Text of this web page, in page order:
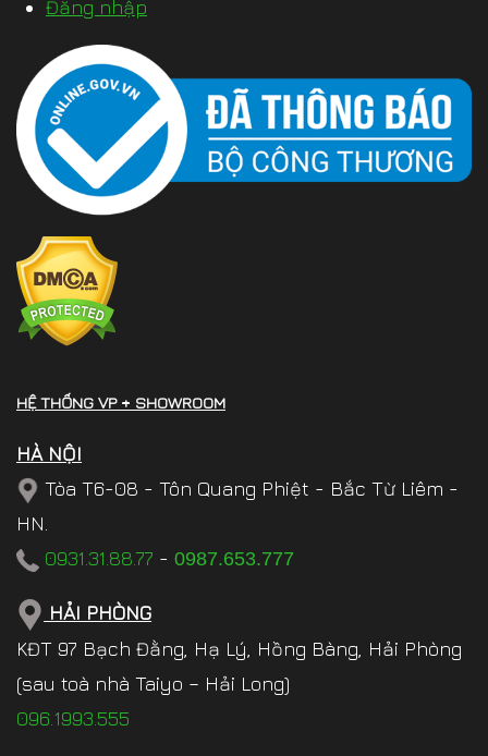
Đăng nhập
HỆ THỐNG VP + SHOWROOM
HÀ NỘI
Tòa T6-08 - Tôn Quang Phiệt - Bắc Từ Liêm -
HN.
0931.31.88.77 - 0987.653.777
HẢI PHÒNG
KĐT 97 Bạch Đằng, Hạ Lý, Hồng Bàng, Hải Phòng
(sau toà nhà Taiyo – Hải Long)
096.1993.555